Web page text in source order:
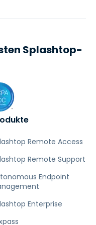
Remote Access
Remote Support
Endpoint
Enterprise
Splashtop-